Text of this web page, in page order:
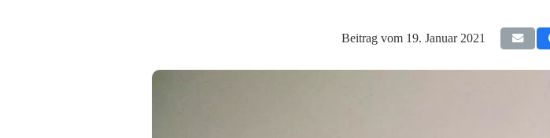
Beitrag vom 19. Januar 2021